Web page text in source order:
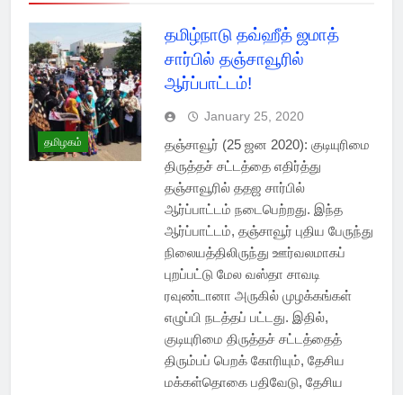
தமிழகம்
தமிழ்நாடு தவ்ஹீத் ஜமாத்
சார்பில் தஞ்சாவூரில்
ஆர்ப்பாட்டம்!
January 25, 2020
தஞ்சாவூர் (25 ஜன 2020): குடியுரிமை
திருத்தச் சட்டத்தை எதிர்த்து
தஞ்சாவூரில் ததஜ சார்பில்
ஆர்ப்பாட்டம் நடைபெற்றது. இந்த
ஆர்ப்பாட்டம், தஞ்சாவூர் புதிய பேருந்து
நிலையத்திலிருந்து ஊர்வலமாகப்
புறப்பட்டு மேல வஸ்தா சாவடி
ரவுண்டானா அருகில் முழக்கங்கள்
எழுப்பி நடத்தப் பட்டது. இதில்,
குடியுரிமை திருத்தச் சட்டத்தைத்
திரும்பப் பெறக் கோரியும், தேசிய
மக்கள்தொகை பதிவேடு, தேசிய